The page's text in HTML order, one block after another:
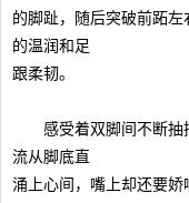
的脚趾，随后突破前跖
的温润和足
跟柔韧。
感受着双脚间不断抽
流从脚底直
涌上心间，嘴上却还要